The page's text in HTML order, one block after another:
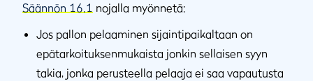
Säännön 16.1 nojalla myönnetä:
Jos pallon pelaaminen sijaintipaikaltaan on
epätarkoituksenmukaista jonkin sellaisen syyn
takia, jonka perusteella pelaaja ei saa vapautusta